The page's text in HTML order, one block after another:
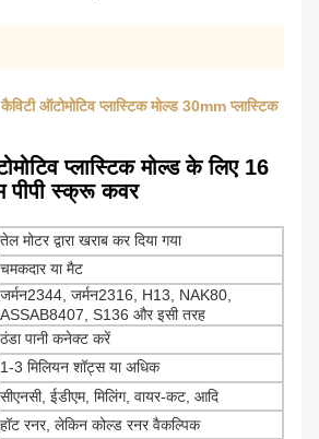
ऑटोमोटिव प्लास्टिक मोल्ड 30mm प्लास्टिक
प्लास्टिक मोल्ड के लिए 16
पीपी स्क्रू कवर
तेल मोटर द्वारा खराब कर दिया गया
चमकदार या मैट
जर्मन2344, जर्मन2316, H13, NAK80,
ASSAB8407, S136 और इसी तरह
ठंडा पानी कनेक्ट करें
1-3 मिलियन शॉट्स या अधिक
सीएनसी, ईडीएम, मिलिंग, वायर-कट, आदि
हॉट रनर, लेकिन कोल्ड रनर वैकल्पिक